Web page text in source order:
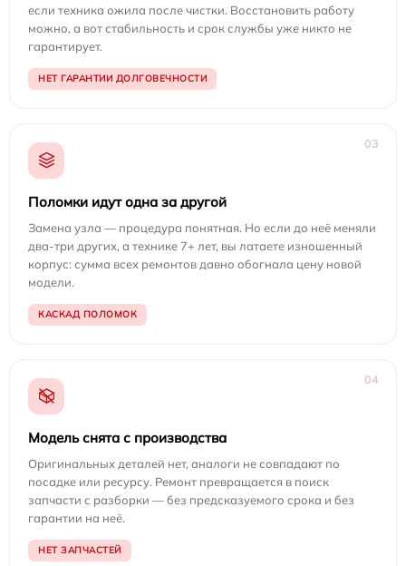
если техника ожила после чистки. Восстановить работу
можно, а вот стабильность и срок службы уже никто не
гарантирует.
НЕТ ГАРАНТИИ ДОЛГОВЕЧНОСТИ
03
Поломки идут одна за другой
Замена узла — процедура понятная. Но если до неё меняли
два-три других, а технике 7+ лет, вы латаете изношенный
корпус: сумма всех ремонтов давно обогнала цену новой
модели.
КАСКАД ПОЛОМОК
04
Модель снята с производства
Оригинальных деталей нет, аналоги не совпадают по
посадке или ресурсу. Ремонт превращается в поиск
запчасти с разборки — без предсказуемого срока и без
гарантии на неё.
НЕТ ЗАПЧАСТЕЙ